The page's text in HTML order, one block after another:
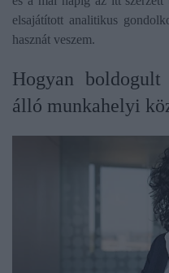
elsajátított analitikus
hasznát veszem.
​Hogyan
álló munkahelyi